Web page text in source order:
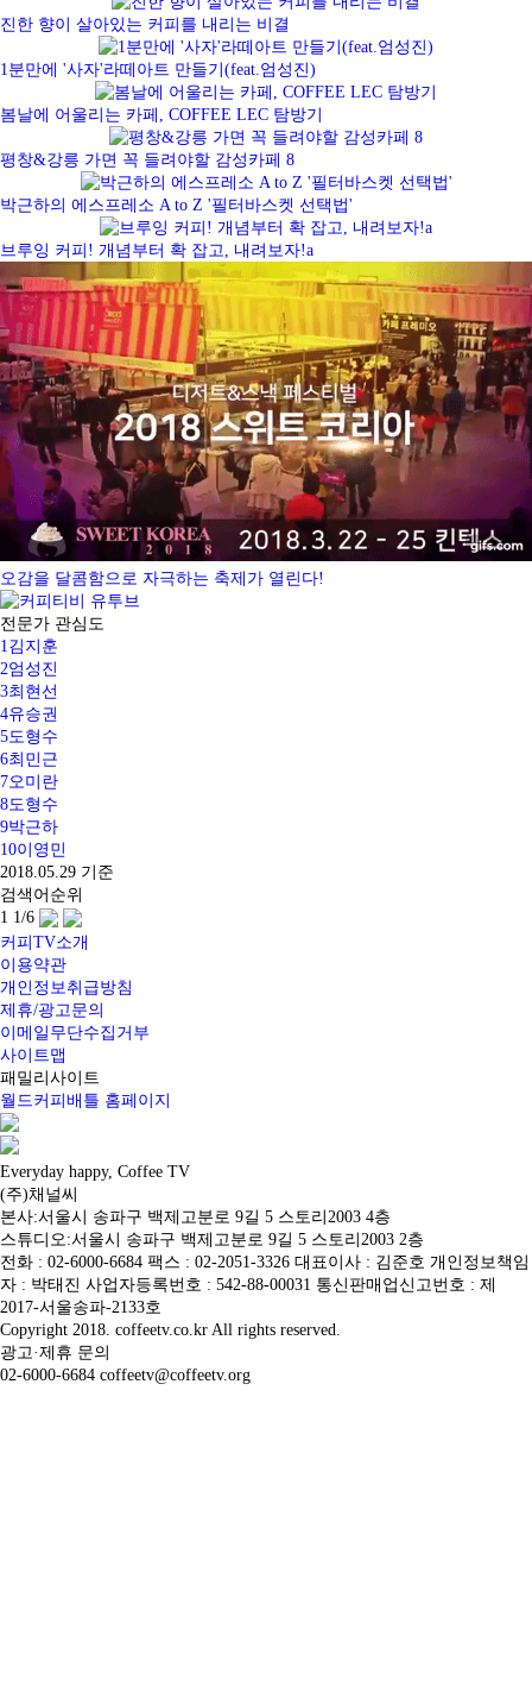
진한 향이 살아있는 커피를 내리는 비결
1분만에 '사자'라떼아트 만들기(feat.엄성진)
봄날에 어울리는 카페, COFFEE LEC 탐방기
평창&강릉 가면 꼭 들려야할 감성카페 8
박근하의 에스프레소 A to Z '필터바스켓 선택법'
브루잉 커피! 개념부터 확 잡고, 내려보자!a
오감을 달콤함으로 자극하는 축제가 열린다!
전문가 관심도
1김지훈
2엄성진
3최현선
4유승권
5도형수
6최민근
7오미란
8도형수
9박근하
10이영민
2018.05.29 기준
검색어순위
1 1/6
커피TV소개
이용약관
개인정보취급방침
제휴/광고문의
이메일무단수집거부
사이트맵
패밀리사이트
월드커피배틀 홈페이지
Everyday happy, Coffee TV
(주)채널씨
본사:서울시 송파구 백제고분로 9길 5 스토리2003 4층
스튜디오:서울시 송파구 백제고분로 9길 5 스토리2003 2층
전화 : 02-6000-6684 팩스 : 02-2051-3326 대표이사 : 김준호 개인정보책임
자 : 박태진 사업자등록번호 : 542-88-00031 통신판매업신고번호 : 제
2017-서울송파-2133호
Copyright 2018. coffeetv.co.kr All rights reserved.
광고·제휴 문의
02-6000-6684 coffeetv@coffeetv.org